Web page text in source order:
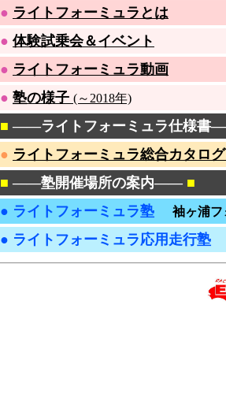
● ライトフォーミュラとは
● 体験試乗会＆イベント
● ライトフォーミュラ動画
● 塾の様子 (～2018年)
■ ――ライトフォーミュラ仕様書
● ライトフォーミュラ総合カタログ
■ ――塾開催場所の案内―― ■
● ライトフォーミュラ塾 袖ヶ浦
● ライトフォーミュラ応用走行